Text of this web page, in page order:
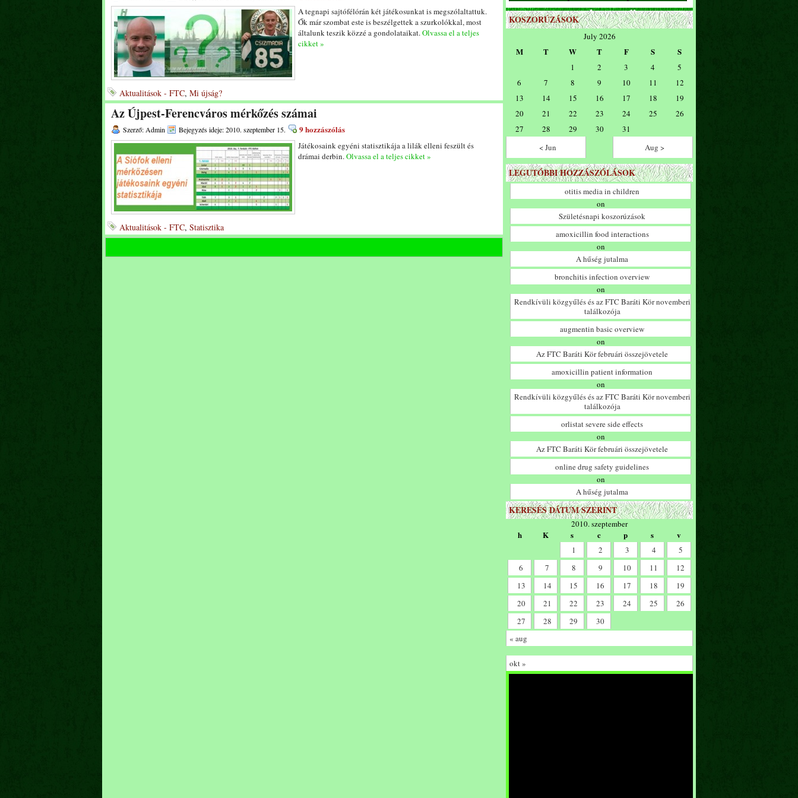
A tegnapi sajtófélórán két játékosunkat is megszólaltattuk.
Ők már szombat este is beszélgettek a szurkolókkal, most
általunk teszik közzé a gondolataikat.Olvassa el a teljes
cikket »
Aktualitások - FTC, Mi újság?
Az Újpest-Ferencváros mérkőzés számai
Szerző: Admin Bejegyzés ideje: 2010. szeptember 15. 9 hozzászólás
Játékosaink egyéni statisztikája a lilák elleni feszült és
drámai derbin.Olvassa el a teljes cikket »
Aktualitások - FTC, Statisztika
KOSZORÚZÁSOK
July 2026
M T W T F S S
1 2 3 4
5
6
7 8 9 10 11
12
13
14 15 16 17 18
19
20
21 22 23 24 25
26
27
28 29 30
31
< Jun
Aug >
LEGUTÓBBI HOZZÁSZÓLÁSOK
otitis media in children
on
Születésnapi koszorúzások
amoxicillin food interactions
on
A hűség jutalma
bronchitis infection overview
on
Rendkívüli közgyűlés és az FTC Baráti Kör novemberi
találkozója
augmentin basic overview
on
Az FTC Baráti Kör februári összejövetele
amoxicillin patient information
on
Rendkívüli közgyűlés és az FTC Baráti Kör novemberi
találkozója
orlistat severe side effects
on
Az FTC Baráti Kör februári összejövetele
online drug safety guidelines
on
A hűség jutalma
KERESÉS DÁTUM SZERINT
2010. szeptember
h K s c p s v
1 2 3 4
5
6
7 8 9 10 11
12
13
14 15 16 17 18
19
20
21 22 23 24 25
26
27
28 29
30
« aug
okt »